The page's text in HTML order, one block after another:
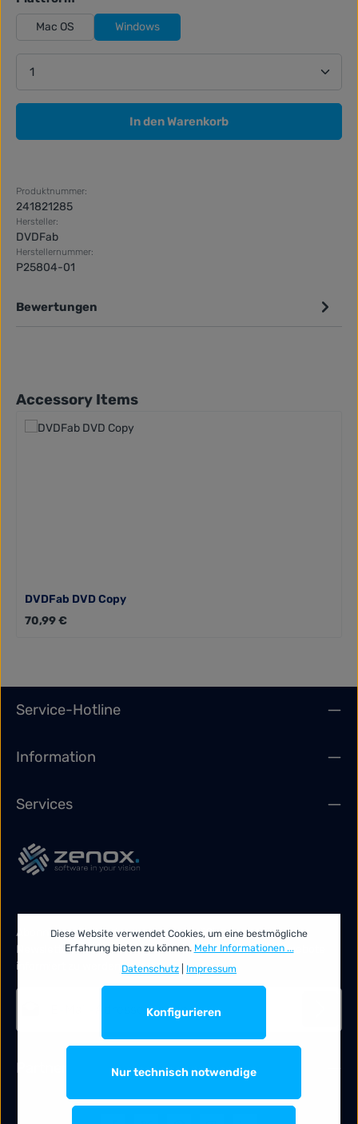
Mac OS Windows
Produkt Anzahl: Gib den gewünschten Wert ein
In den Warenkorb
Produktnummer:
241821285
Hersteller:
DVDFab
Herstellernummer:
P25804-01
Bewertungen
Produktgalerie überspringen
Accessory Items
DVDFab DVD Copy
Regulärer Preis:
70,99 €
Service-Hotline
Information
Services
Abonnieren Sie jetzt unseren regelmäßig erscheinenden
Newsletter, um rechtzeitig über neue Produkte und Angebote
informiert zu werden.
E-Mail-Adresse*
Datenschutz
Datenschutzbestimmungenzur Kenntnis
einverstanden.*
Die mit einem Stern (*) markierten Felder sind Pflichtfelder.
Partner
Diese Website verwendet Cookies, um eine bestmögliche
Erfahrung bieten zu können. Mehr Informationen ...
Datenschutz
Impressum
Nur technisch notwendige
Konfigurieren